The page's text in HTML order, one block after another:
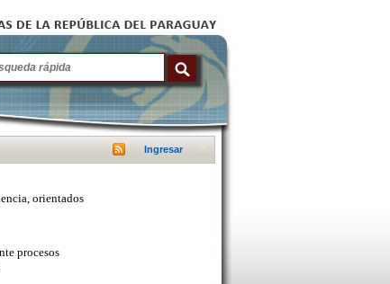
Ingresar
orientados
procesos